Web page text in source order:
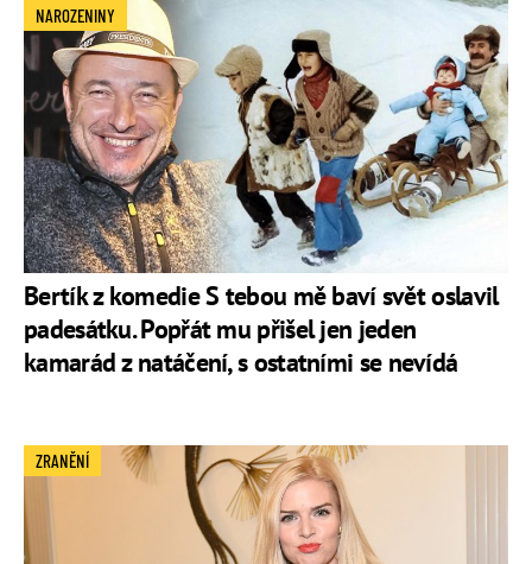
Bertík z komedie S tebou mě baví svět oslavil
padesátku. Popřát mu přišel jen jeden
kamarád z natáčení, s ostatními se nevídá
NAROZENINY
ZRANĚNÍ